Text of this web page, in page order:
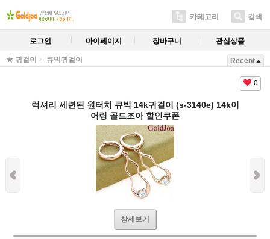
카테고리 검색
로그인 마이페이지 장바구니 관심상품
★ 귀걸이 큐빅귀걸이 Recent
0
럭셔리 세련된 원터치 큐빅 14k귀걸이 (s-3140e) 14k이
어링 골드조아 할인쿠폰
상세보기